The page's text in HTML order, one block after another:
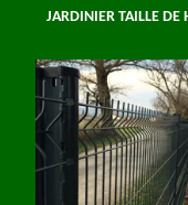
JARDINIER TAILLE DE